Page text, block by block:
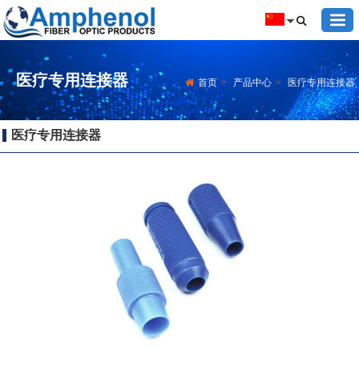
医疗专用连接器 首页 > 产品中心 > 医疗专用连接器
医疗专用连接器